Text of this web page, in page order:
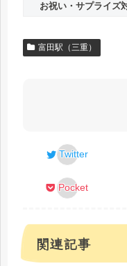
お祝い・サプライズ
富田駅（三重）
Twitter
Pocket
関連記事